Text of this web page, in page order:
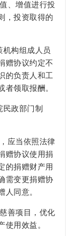
、增值进行投
，投资取得的
机构组成人员
赠协议约定不
的负责人和工
者领取报酬。
政部门制
应当依照法律
赠协议使用捐
的捐赠财产用
需变更捐赠协
人同意。
善项目，优化
使用效益。